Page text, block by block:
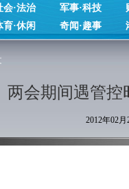
会·法治 军事·科技
育·休闲 奇闻·趣事
两会期间遇管控
2012年02